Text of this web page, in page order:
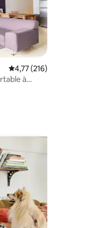
: 4,97 sur 5
Évaluation moyenne
4,77 (216)
à